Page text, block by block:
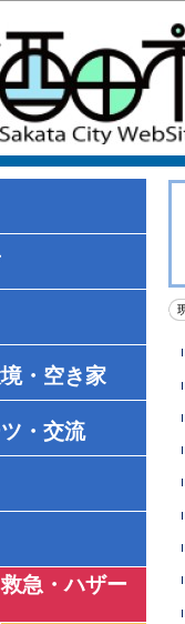
・空き家
・交流
急 ・ハザー